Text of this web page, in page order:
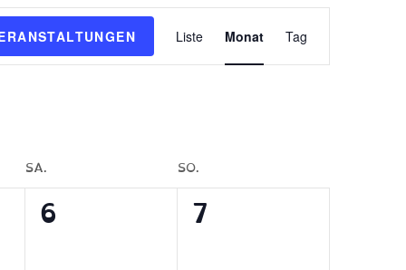
Veranstaltung
Ansichten-
Navigation
Liste Monat Tag
SA. SO.
0
6 0
7